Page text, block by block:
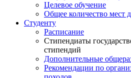
Целевое обучение
Общее количество мест
Студенту
Расписание
Стипендиаты
стипендий
Дополнительные
Рекомендации по